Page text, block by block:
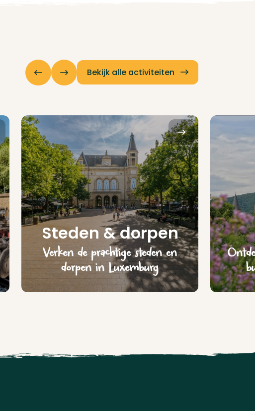
Bekijk alle activiteiten
Steden & dorpen
Verken de prachtige steden en
dorpen in Luxemburg